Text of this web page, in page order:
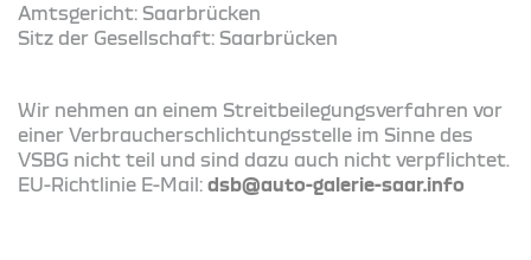
Amtsgericht: Saarbrücken
Sitz der Gesellschaft: Saarbrücken
Wir nehmen an einem Streitbeilegungsverfahren vor
einer Verbraucherschlichtungsstelle im Sinne des
VSBG nicht teil und sind dazu auch nicht verpflichtet.
EU-Richtlinie E-Mail: dsb@auto-galerie-saar.info